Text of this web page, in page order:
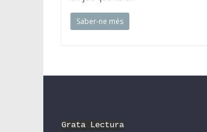
Saber-ne més
Grata Lectura